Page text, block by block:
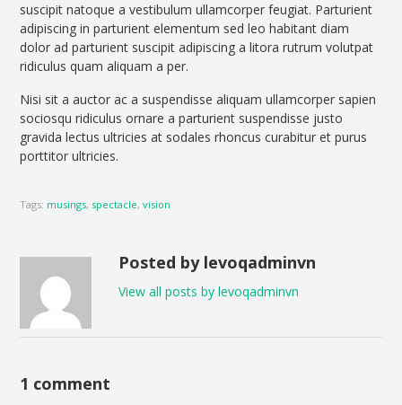
suscipit natoque a vestibulum ullamcorper feugiat. Parturient
adipiscing in parturient elementum sed leo habitant diam
dolor ad parturient suscipit adipiscing a litora rutrum volutpat
ridiculus quam aliquam a per.
Nisi sit a auctor ac a suspendisse aliquam ullamcorper sapien
sociosqu ridiculus ornare a parturient suspendisse justo
gravida lectus ultricies at sodales rhoncus curabitur et purus
porttitor ultricies.
Tags: musings, spectacle,vision
Posted by levoqadminvn
View all posts by levoqadminvn
1 comment